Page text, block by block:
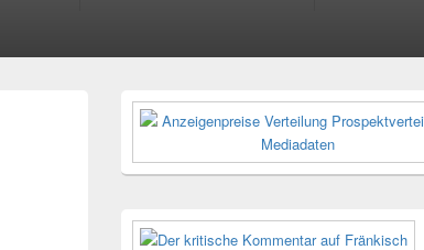
Primärer
Seitenleisten-